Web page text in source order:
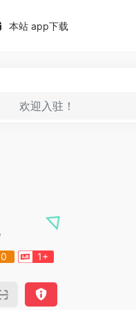
本站 app下载
欢迎入驻！
0 1+